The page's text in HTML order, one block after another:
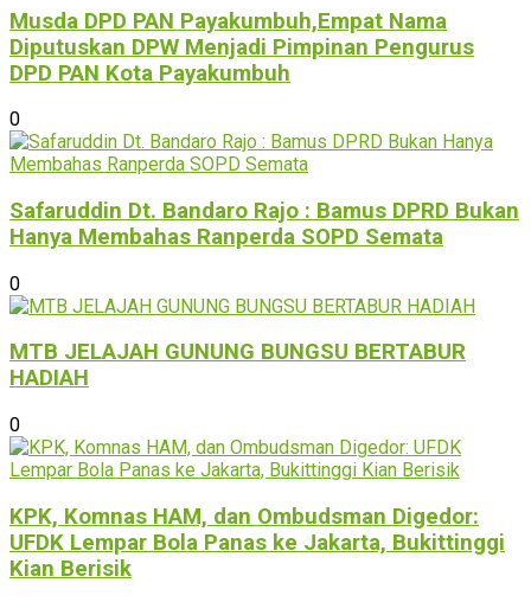
Musda DPD PAN Payakumbuh,Empat Nama
Diputuskan DPW Menjadi Pimpinan Pengurus
DPD PAN Kota Payakumbuh
0
Safaruddin Dt. Bandaro Rajo : Bamus DPRD Bukan
Hanya Membahas Ranperda SOPD Semata
0
MTB JELAJAH GUNUNG BUNGSU BERTABUR
HADIAH
0
KPK, Komnas HAM, dan Ombudsman Digedor:
UFDK Lempar Bola Panas ke Jakarta, Bukittinggi
Kian Berisik